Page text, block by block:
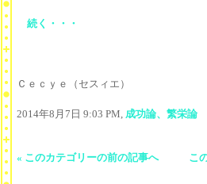
続く・・・
Ｃｅｃｙｅ（セスィエ）
2014年8月7日 9:03 PM, 成功論、繁栄論
« このカテゴリーの前の記事へ こ